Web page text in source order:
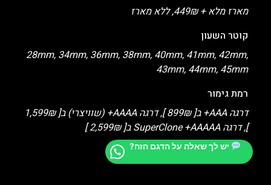
מארז מלא + 449₪, ללא מארז
קוטר השעון
28mm, 34mm, 36mm, 38mm, 40mm, 41mm, 42mm,
43mm, 44mm, 45mm
רמת גימור
דרגה AAA+ ב[ 899₪ ], דרגה AAAA+ (שוויצרי) ב[ 1,599₪
], דרגה SuperClone +AAAAA ב[ 2,599₪ ]
יש לך שאלה על הדגם הזה?